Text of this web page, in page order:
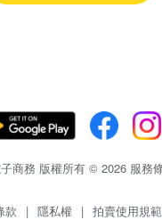
商務 版權所有 © 2026 服務
款 | 隱私權 | 拍賣使用規範